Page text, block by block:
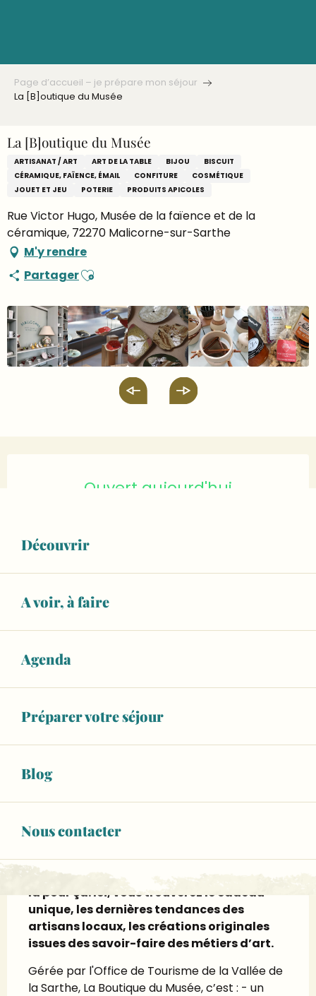
Découvrir
A voir, à faire
Agenda
Préparer votre séjour
Blog
Nous contacter
Page d’accueil – je prépare mon séjour
La [B]outique du Musée
La [B]outique du Musée
ARTISANAT / ART ART DE LA TABLE BIJOU
BISCUIT
CÉRAMIQUE, FAÏENCE, ÉMAIL
CONFITURE
COSMÉTIQUE
JOUET ET JEU
POTERIE PRODUITS APICOLES
Rue Victor Hugo, Musée de la faïence et de la
céramique, 72270 Malicorne-sur-Sarthe
M'y rendre
PartagerAjouter aux favoris
Ouvert aujourd'hui
musee-faience.fr
Page Instagram
Page Tripadvisor
Description
Vitrine des productions de Malicorne et de
la région... Il est urgent de se faire plaisir et
de faire plaisir ! La Boutique du Musée est
là pour ça. Ici, vous trouverez le cadeau
unique, les dernières tendances des
artisans locaux, les créations originales
issues des savoir-faire des métiers d’art.
Gérée par l'Office de Tourisme de la Vallée de
la Sarthe, La Boutique du Musée, c’est : - un